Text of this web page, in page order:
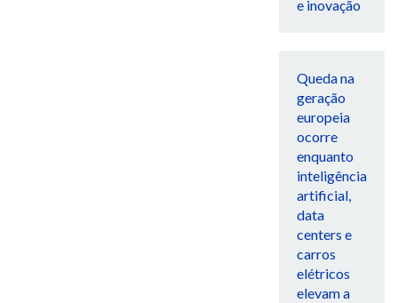
e inovação
Queda na
geração
europeia
ocorre
enquanto
inteligência
artificial,
data
centers e
carros
elétricos
elevam a